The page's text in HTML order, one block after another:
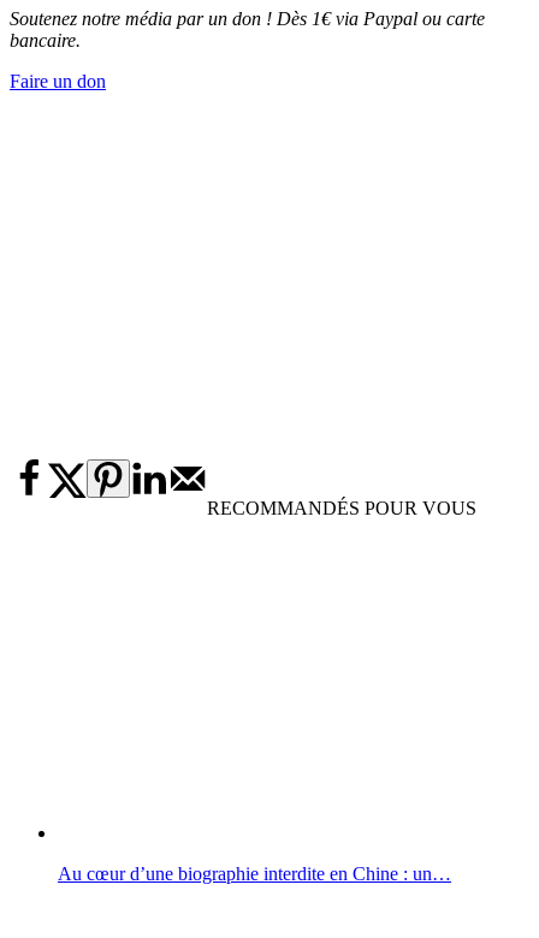
Soutenez notre média par un don ! Dès 1€ via Paypal ou carte
bancaire.
Faire un don
RECOMMANDÉS POUR VOUS
Au cœur d’une biographie interdite en Chine : un…